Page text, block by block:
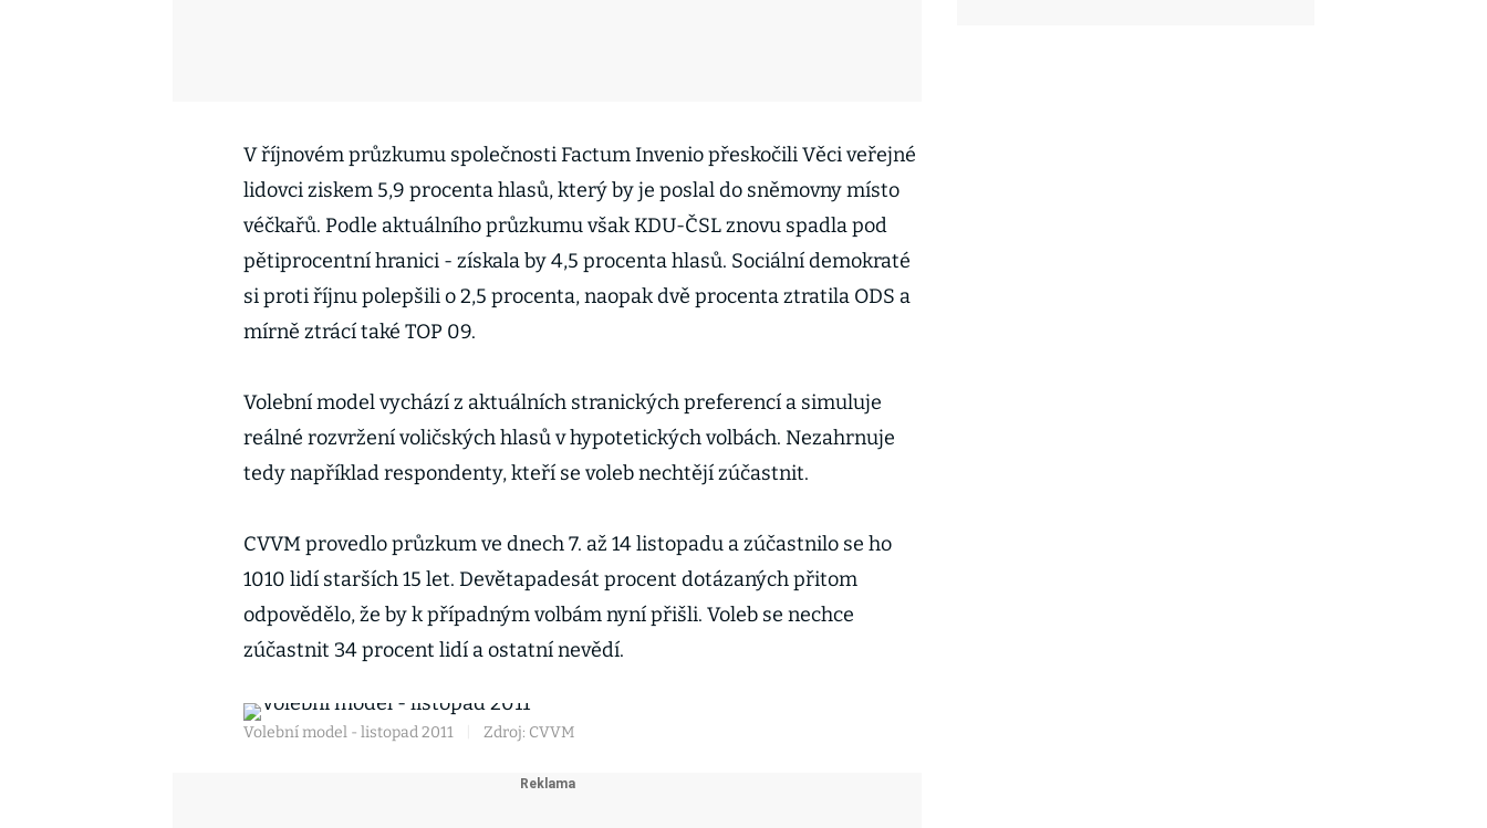
V říjnovém průzkumu společnosti Factum Invenio přeskočili Věci veřejné
lidovci ziskem 5,9 procenta hlasů, který by je poslal do sněmovny místo
véčkařů. Podle aktuálního průzkumu však KDU-ČSL znovu spadla pod
pětiprocentní hranici - získala by 4,5 procenta hlasů. Sociální demokraté
si proti říjnu polepšili o 2,5 procenta, naopak dvě procenta ztratila ODS a
mírně ztrácí také TOP 09.
Volební model vychází z aktuálních stranických preferencí a simuluje
reálné rozvržení voličských hlasů v hypotetických volbách. Nezahrnuje
tedy například respondenty, kteří se voleb nechtějí zúčastnit.
CVVM provedlo průzkum ve dnech 7. až 14 listopadu a zúčastnilo se ho
1010 lidí starších 15 let. Devětapadesát procent dotázaných přitom
odpovědělo, že by k případným volbám nyní přišli. Voleb se nechce
zúčastnit 34 procent lidí a ostatní nevědí.
Volební model - listopad 2011 Zdroj: CVVM